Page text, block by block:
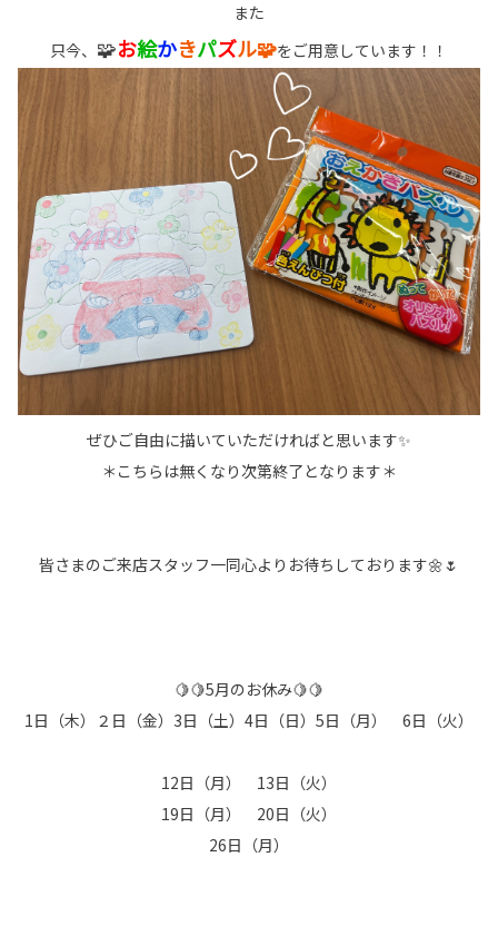
また
只今、 🧩お絵かきパズル🧩をご用意しています！！
ぜひご自由に描いていただければと思います✨
＊こちらは無くなり次第終了となります＊
皆さまのご来店スタッフ一同心よりお待ちしております🌼🌷
🍋🍋5月のお休み🍋🍋
1日（木）２日（金）3日（土）4日（日）5日（月） 6日（火）
12日（月） 13日（火）
19日（月） 20日（火）
26日（月）